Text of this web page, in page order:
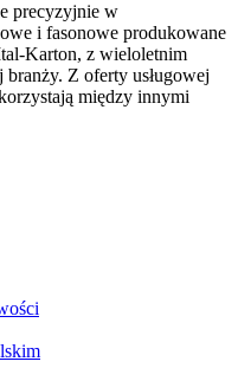
precyzyjnie w
i fasonowe produkowane
Karton, z wieloletnim
Z oferty usługowej
między innymi